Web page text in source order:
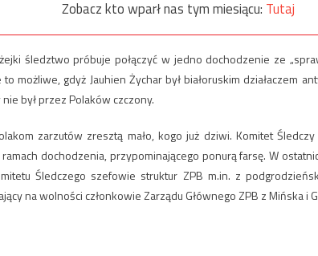
Zobacz kto wparł nas tym miesiącu: Tutaj
śledztwo próbuje połączyć w jedno dochodzenie ze
możliwe, gdyż Jauhien Żychar był białoruskim działaczem
był przez Polaków czczony.
zarzutów zresztą mało, kogo już dziwi. Komitet
dochodzenia, przypominającego ponurą farsę. W
Śledczego szefowie struktur ZPB m.in. z
na wolności członkowie Zarządu Głównego ZPB z Mińska i